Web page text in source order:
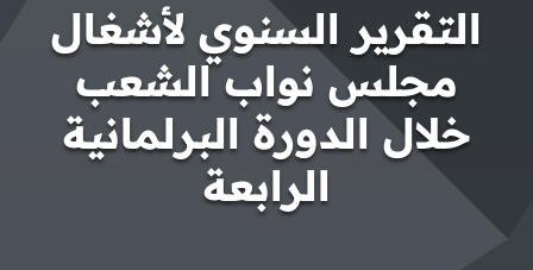
التقرير السنوي لأشغال
مجلس نواب الشعب
خلال الدورة البرلمانية
الرابعة